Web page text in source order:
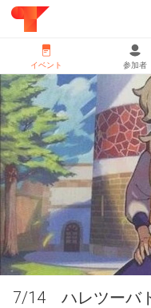
7/14 ハレツーバ
イベント 参加者